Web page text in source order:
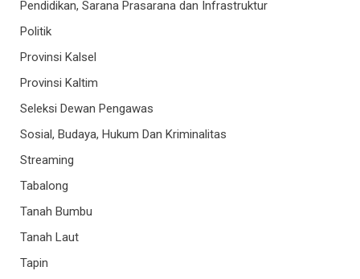
Pendidikan, Sarana Prasarana dan Infrastruktur
Politik
Provinsi Kalsel
Provinsi Kaltim
Seleksi Dewan Pengawas
Sosial, Budaya, Hukum Dan Kriminalitas
Streaming
Tabalong
Tanah Bumbu
Tanah Laut
Tapin